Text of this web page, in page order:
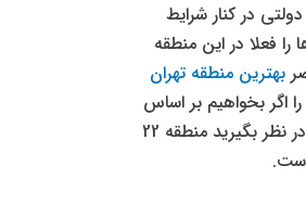
در کنار شرایط
فعلا در این منطقه
بهترین منطقه تهران
را اگر بخواهیم بر اساس
پولی که پرداخت مینمایید در نظر بگیرید منطقه 22